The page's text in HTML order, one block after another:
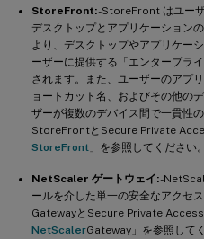
StoreFront:-StoreFront はユー
デスクトップとアプリケーション
より、デスクトップやアプリケー
ーザーに提供する「エンタープラ
されます。また、ユーザーのアプ
ョートカット名、およびその他の
ザーが複数のデバイス間で一貫性
StoreFrontとSecure Private
StoreFront 」を参照してください。
NetScaler ゲートウェイ:-
ールを介した単一の安全なアクセ
GatewayとSecure Private
NetScalerGateway」を参照して